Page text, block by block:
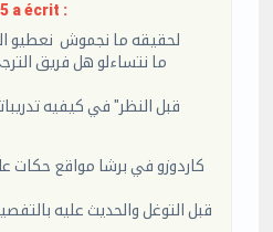
a écrit :
?لحقيقه ما نجموش نعطيو
ما نتساءلو هل فريق
قبل التوغل والحديث عليه